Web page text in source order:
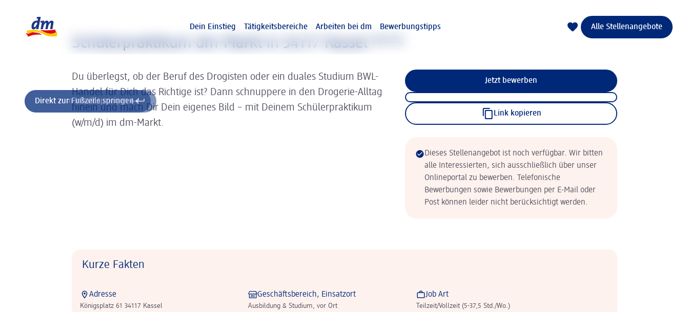
Direkt zum Inhalt springen
Direkt zur Fußzeile springen
Dein Einstieg
Tätigkeitsbereiche Arbeiten bei dm Bewerbungstipps Alle Stellenangebote
Schülerpraktikum dm-Markt in 34117 Kassel
Du überlegst, ob der Beruf des Drogisten oder ein duales Studium BWL-
Handel für Dich das Richtige ist? Dann schnuppere in den Drogerie-Alltag
hinein und mach Dir Dein eigenes Bild – mit Deinem Schülerpraktikum
(w/m/d) im dm-Markt.
Jetzt bewerben
Link kopieren
Dieses Stellenangebot ist noch verfügbar. Wir bitten
alle Interessierten, sich ausschließlich über unser
Onlineportal zu bewerben. Telefonische
Bewerbungen sowie Bewerbungen per E-Mail oder
Post können leider nicht berücksichtigt werden.
Kurze Fakten
Adresse
Königsplatz 61 34117 Kassel
Geschäftsbereich, Einsatzort
Ausbildung & Studium, vor Ort
Job Art
Teilzeit/Vollzeit (5-37,5 Std./Wo.)